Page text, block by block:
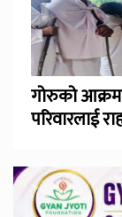
गोरुको
परिवारलाई